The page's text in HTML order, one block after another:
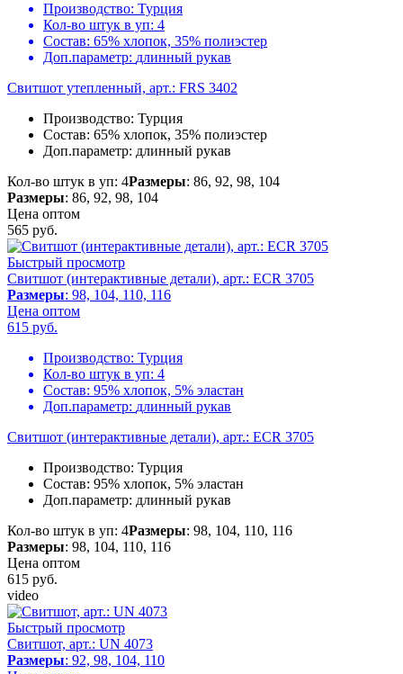
Производство: Турция
Кол-во штук в уп: 4
Состав: 65% хлопок, 35% полиэстер
Доп.параметр: длинный рукав
Свитшот утепленный, арт.: FRS 3402
Производство: Турция
Состав: 65% хлопок, 35% полиэстер
Доп.параметр: длинный рукав
Кол-во штук в уп: 4Размеры: 86, 92, 98, 104
Размеры: 86, 92, 98, 104
Цена оптом
565 руб.
Быстрый просмотр
Свитшот (интерактивные детали), арт.: ECR 3705
Размеры: 98, 104, 110, 116
Цена оптом
615 руб.
Производство: Турция
Кол-во штук в уп: 4
Состав: 95% хлопок, 5% эластан
Доп.параметр: длинный рукав
Свитшот (интерактивные детали), арт.: ECR 3705
Производство: Турция
Состав: 95% хлопок, 5% эластан
Доп.параметр: длинный рукав
Кол-во штук в уп: 4Размеры: 98, 104, 110, 116
Размеры: 98, 104, 110, 116
Цена оптом
615 руб.
video
Быстрый просмотр
Свитшот, арт.: UN 4073
Размеры: 92, 98, 104, 110